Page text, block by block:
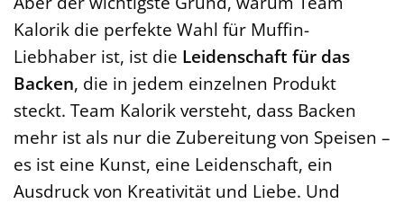
Kalorik die perfekte Wahl für Muffin-
Liebhaber ist, ist die Leidenschaft für das
Backen, die in jedem einzelnen Produkt
steckt. Team Kalorik versteht, dass Backen
mehr ist als nur die Zubereitung von Speisen –
es ist eine Kunst, eine Leidenschaft, ein
Ausdruck von Kreativität und Liebe. Und